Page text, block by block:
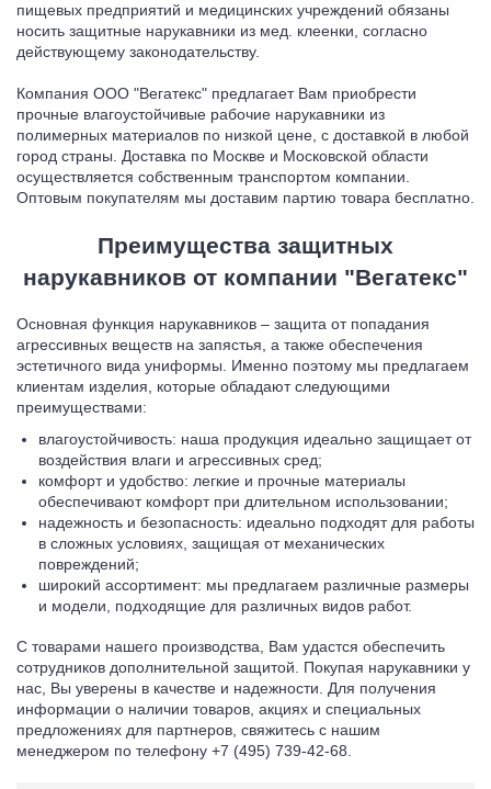
пищевых предприятий и медицинских учреждений обязаны
носить защитные нарукавники из мед. клеенки, согласно
действующему законодательству.
Компания ООО "Вегатекс" предлагает Вам приобрести
прочные влагоустойчивые рабочие нарукавники из
полимерных материалов по низкой цене, с доставкой в любой
город страны. Доставка по Москве и Московской области
осуществляется собственным транспортом компании.
Оптовым покупателям мы доставим партию товара бесплатно.
Преимущества защитных
нарукавников от компании "Вегатекс"
Основная функция нарукавников – защита от попадания
агрессивных веществ на запястья, а также обеспечения
эстетичного вида униформы. Именно поэтому мы предлагаем
клиентам изделия, которые обладают следующими
преимуществами:
влагоустойчивость: наша продукция идеально защищает от
воздействия влаги и агрессивных сред;
комфорт и удобство: легкие и прочные материалы
обеспечивают комфорт при длительном использовании;
надежность и безопасность: идеально подходят для работы
в сложных условиях, защищая от механических
повреждений;
широкий ассортимент: мы предлагаем различные размеры
и модели, подходящие для различных видов работ.
С товарами нашего производства, Вам удастся обеспечить
сотрудников дополнительной защитой. Покупая нарукавники у
нас, Вы уверены в качестве и надежности. Для получения
информации о наличии товаров, акциях и специальных
предложениях для партнеров, свяжитесь с нашим
менеджером по телефону +7 (495) 739-42-68.